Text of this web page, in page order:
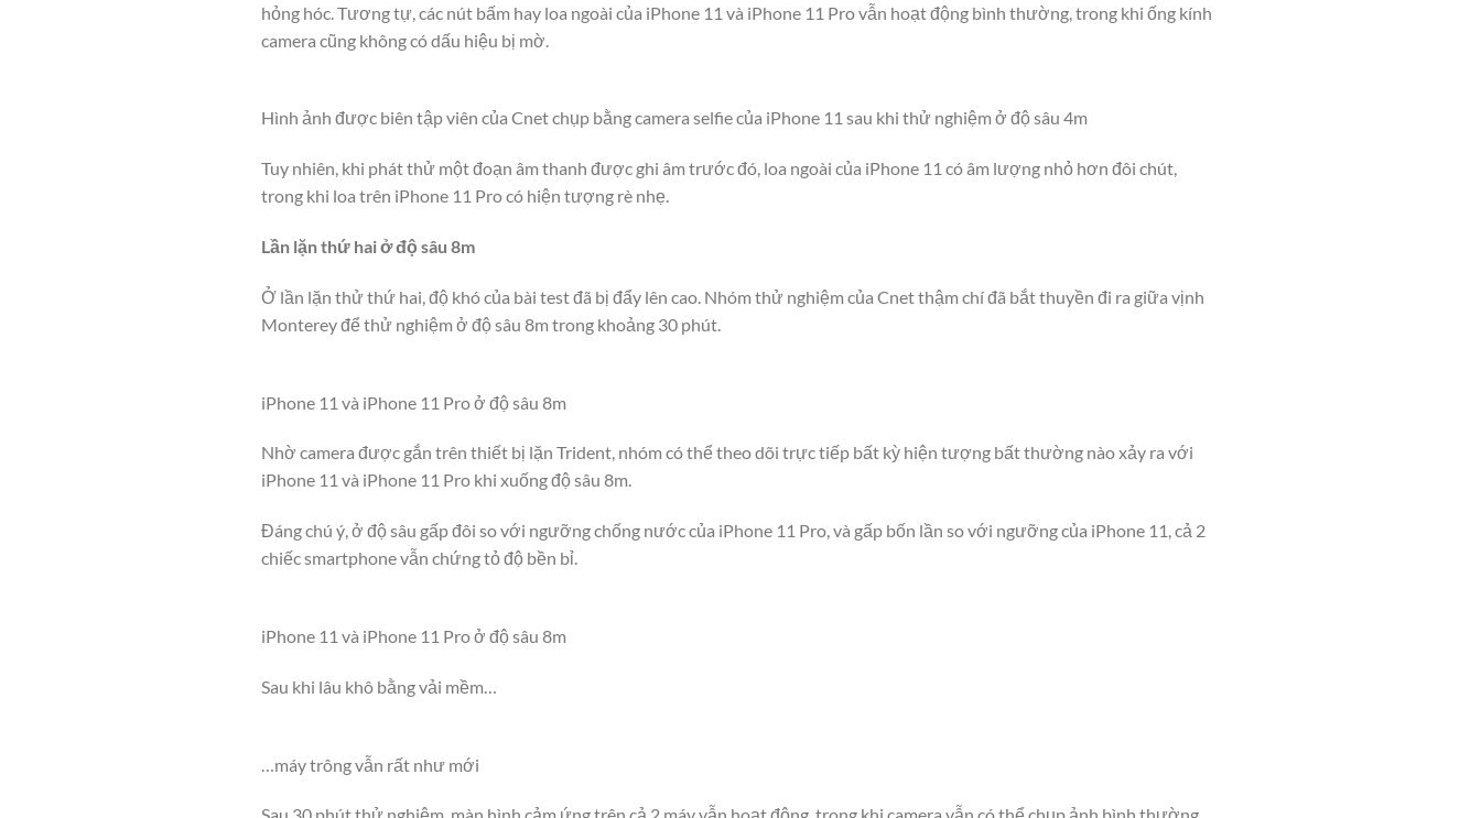
hỏng hóc. Tương tự, các nút bấm hay loa ngoài của iPhone 11 và iPhone 11 Pro vẫn hoạt động bình thường, trong khi ống kính
camera cũng không có dấu hiệu bị mờ.
Hình ảnh được biên tập viên của Cnet chụp bằng camera selfie của iPhone 11 sau khi thử nghiệm ở độ sâu 4m
Tuy nhiên, khi phát thử một đoạn âm thanh được ghi âm trước đó, loa ngoài của iPhone 11 có âm lượng nhỏ hơn đôi chút,
trong khi loa trên iPhone 11 Pro có hiện tượng rè nhẹ.
Lần lặn thứ hai ở độ sâu 8m
Ở lần lặn thử thứ hai, độ khó của bài test đã bị đẩy lên cao. Nhóm thử nghiệm của Cnet thậm chí đã bắt thuyền đi ra giữa vịnh
Monterey để thử nghiệm ở độ sâu 8m trong khoảng 30 phút.
iPhone 11 và iPhone 11 Pro ở độ sâu 8m
Nhờ camera được gắn trên thiết bị lặn Trident, nhóm có thể theo dõi trực tiếp bất kỳ hiện tượng bất thường nào xảy ra với
iPhone 11 và iPhone 11 Pro khi xuống độ sâu 8m.
Đáng chú ý, ở độ sâu gấp đôi so với ngưỡng chống nước của iPhone 11 Pro, và gấp bốn lần so với ngưỡng của iPhone 11, cả 2
chiếc smartphone vẫn chứng tỏ độ bền bỉ.
iPhone 11 và iPhone 11 Pro ở độ sâu 8m
Sau khi lâu khô bằng vải mềm…
…máy trông vẫn rất như mới